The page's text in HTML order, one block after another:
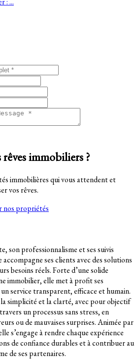
immobiliers ?
immobilières qui vous attendent et
vos rêves.
nos propriétés
son professionnalisme et ses suivis
ses clients avec des solutions
besoins réels. Forte d’une solide
immobilier, elle met à profit ses
service transparent, efficace et humain.
simplicité et la clarté, avec pour objectif
un processus sans stress, en
ou de mauvaises surprises. Animée par
s’engage à rendre chaque expérience
de confiance durables et à contribuer au
de ses partenaires.